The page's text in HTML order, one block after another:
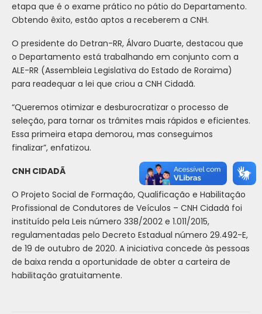
etapa que é o exame prático no pátio do Departamento.
Obtendo êxito, estão aptos a receberem a CNH.
O presidente do Detran-RR, Álvaro Duarte, destacou que
o Departamento está trabalhando em conjunto com a
ALE-RR (Assembleia Legislativa do Estado de Roraima)
para readequar a lei que criou a CNH Cidadã.
“Queremos otimizar e desburocratizar o processo de
seleção, para tornar os trâmites mais rápidos e eficientes.
Essa primeira etapa demorou, mas conseguimos
finalizar”, enfatizou.
CNH CIDADÃ
O Projeto Social de Formação, Qualificação e Habilitação
Profissional de Condutores de Veículos – CNH Cidadã foi
instituído pela Leis número 338/2002 e 1.011/2015,
regulamentadas pelo Decreto Estadual número 29.492-E,
de 19 de outubro de 2020. A iniciativa concede às pessoas
de baixa renda a oportunidade de obter a carteira de
habilitação gratuitamente.